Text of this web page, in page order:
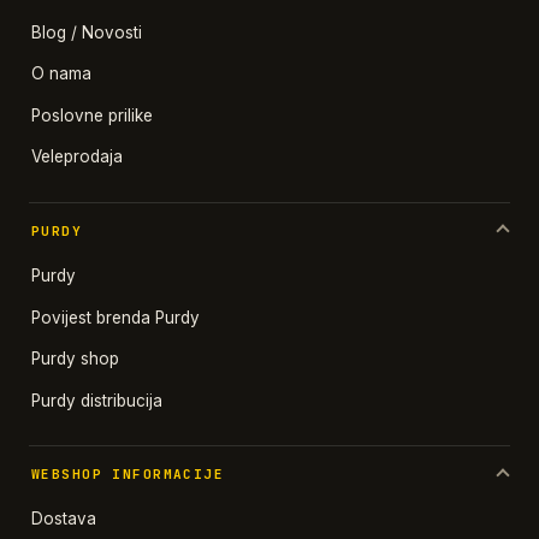
Blog / Novosti
O nama
Poslovne prilike
Veleprodaja
PURDY
Purdy
Povijest brenda Purdy
Purdy shop
Purdy distribucija
WEBSHOP INFORMACIJE
Dostava